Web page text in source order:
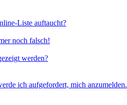
Liste auftaucht?
noch falsch!
werden?
ich aufgefordert, mich anzumelden.